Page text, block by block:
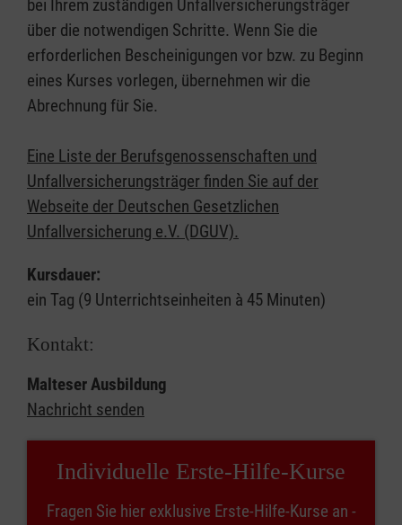
bei Ihrem zuständigen Unfallversicherungsträger
über die notwendigen Schritte. Wenn Sie die
erforderlichen Bescheinigungen vor bzw. zu Beginn
eines Kurses vorlegen, übernehmen wir die
Abrechnung für Sie.
Eine Liste der Berufsgenossenschaften und
Unfallversicherungsträger finden Sie auf der
Webseite der Deutschen Gesetzlichen
Unfallversicherung e.V. (DGUV).
Kursdauer:
ein Tag (9 Unterrichtseinheiten à 45 Minuten)
Kontakt:
Malteser Ausbildung
Nachricht senden
Individuelle Erste-Hilfe-Kurse
Fragen Sie hier exklusive Erste-Hilfe-Kurse an -